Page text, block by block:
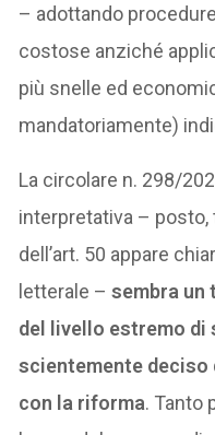
– adottando
costose anziché
più snelle ed
mandatoriamente)
La circolare n. 298/
interpretativa – posto,
dell’art. 50 appare
letterale –sembra un
del livello estremo di
scientemente deciso
con la riforma. Tanto